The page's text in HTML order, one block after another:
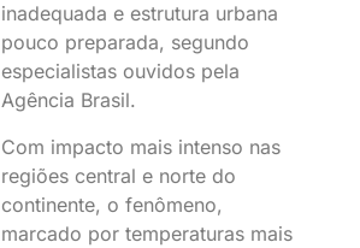
inadequada e estrutura urbana
pouco preparada, segundo
especialistas ouvidos pela
Agência Brasil.
Com impacto mais intenso nas
regiões central e norte do
continente, o fenômeno,
marcado por temperaturas mais